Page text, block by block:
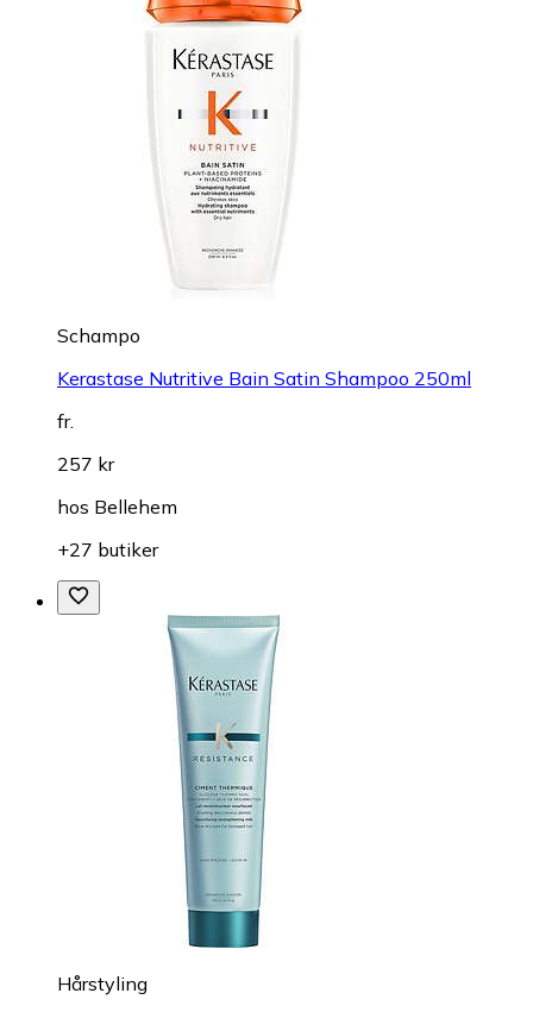
Schampo
Kerastase Nutritive Bain Satin Shampoo 250ml
fr.
257 kr
hos Bellehem
+27 butiker
Hårstyling